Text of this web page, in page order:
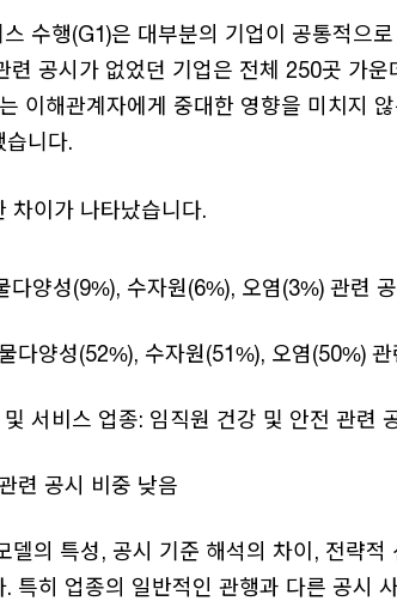
수행(G1)은 대부분의 기업이 공통적으
련 공시가 없었던 기업은 전체 250곳 가운
이해관계자에게 중대한 영향을 미치지
니다.
차이가 나타났습니다.
다양성(9%), 수자원(6%), 오염(3%) 관련
다양성(52%), 수자원(51%), 오염(50%)
서비스 업종: 임직원 건강 및 안전 관련
련 공시 비중 낮음
델의 특성, 공시 기준 해석의 차이, 전략적
특히 업종의 일반적인 관행과 다른 공시